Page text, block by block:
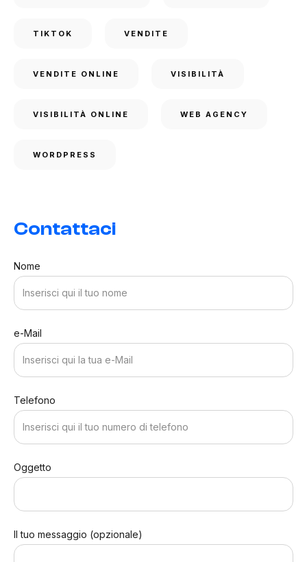
TIKTOK VENDITE
VENDITE ONLINE VISIBILITÀ
VISIBILITÀ ONLINE WEB AGENCY
WORDPRESS
Contattaci
Nome
e-Mail
Telefono
Oggetto
Il tuo messaggio (opzionale)